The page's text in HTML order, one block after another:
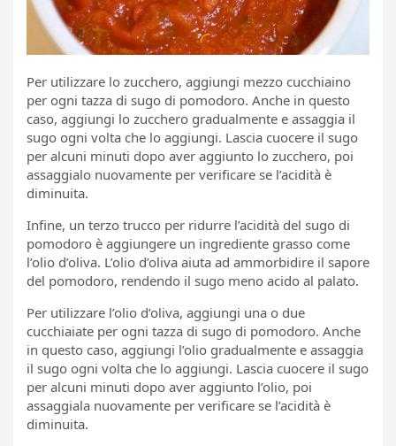
Per utilizzare lo zucchero, aggiungi mezzo cucchiaino
per ogni tazza di sugo di pomodoro. Anche in questo
caso, aggiungi lo zucchero gradualmente e assaggia il
sugo ogni volta che lo aggiungi. Lascia cuocere il sugo
per alcuni minuti dopo aver aggiunto lo zucchero, poi
assaggialo nuovamente per verificare se l’acidità è
diminuita.
Infine, un terzo trucco per ridurre l’acidità del sugo di
pomodoro è aggiungere un ingrediente grasso come
l’olio d’oliva. L’olio d’oliva aiuta ad ammorbidire il sapore
del pomodoro, rendendo il sugo meno acido al palato.
Per utilizzare l’olio d’oliva, aggiungi una o due
cucchiaiate per ogni tazza di sugo di pomodoro. Anche
in questo caso, aggiungi l’olio gradualmente e assaggia
il sugo ogni volta che lo aggiungi. Lascia cuocere il sugo
per alcuni minuti dopo aver aggiunto l’olio, poi
assaggiala nuovamente per verificare se l’acidità è
diminuita.